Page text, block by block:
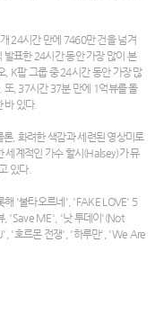
24시간 만에 7460만 건을 넘겨
표한 24시간 동안 가장 많이 본
, K팝 그룹 중 24시간 동안 가장 많
또, 37시간 37분 만에 1억뷰를 돌
바 있다.
, 화려한 색감과 세련된 영상미로
세계적인 가수 할시(Halsey)가 뮤
있다.
해 '불타오르네', 'FAKE LOVE' 5
, 'Save ME', '낫 투데이'(Not
'호르몬 전쟁', '하루만', 'We Are